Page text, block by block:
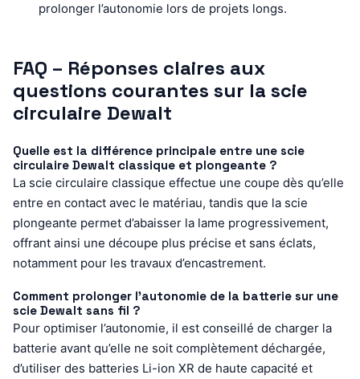
prolonger l’autonomie lors de projets longs.
FAQ – Réponses claires aux
questions courantes sur la scie
circulaire Dewalt
Quelle est la différence principale entre une scie
circulaire Dewalt classique et plongeante ?
La scie circulaire classique effectue une coupe dès qu’elle
entre en contact avec le matériau, tandis que la scie
plongeante permet d’abaisser la lame progressivement,
offrant ainsi une découpe plus précise et sans éclats,
notamment pour les travaux d’encastrement.
Comment prolonger l’autonomie de la batterie sur une
scie Dewalt sans fil ?
Pour optimiser l’autonomie, il est conseillé de charger la
batterie avant qu’elle ne soit complètement déchargée,
d’utiliser des batteries Li-ion XR de haute capacité et